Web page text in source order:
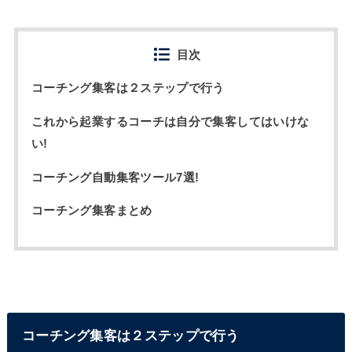
目次
コーチング集客は２ステップで行う
これから起業するコーチは自分で集客してはいけな
い!
コーチング自動集客ツール7選!
コーチング集客まとめ
コーチング集客は２ステップで行う